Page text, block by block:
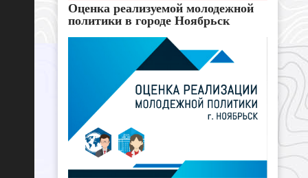
Оценка реализуемой молодежной
политики в городе Ноябрьск